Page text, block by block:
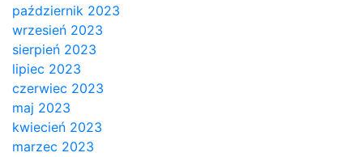
październik 2023
wrzesień 2023
sierpień 2023
lipiec 2023
czerwiec 2023
maj 2023
kwiecień 2023
marzec 2023